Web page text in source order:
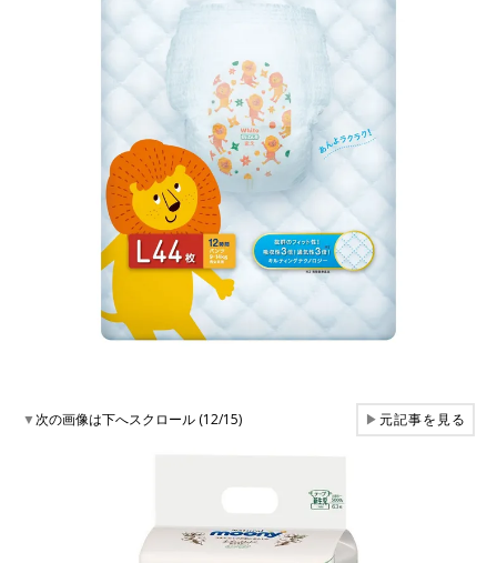
▼次の画像は下へスクロール (12/15) ▶元記事を見る